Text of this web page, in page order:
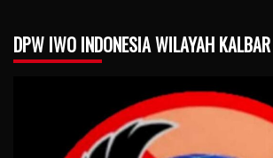
DPW IWO INDONESIA WILAYAH KALBAR